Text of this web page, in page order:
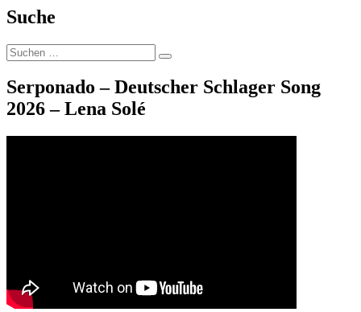
Suche
Suche
nach:
Suchen
Serponado – Deutscher Schlager Song
2026 – Lena Solé